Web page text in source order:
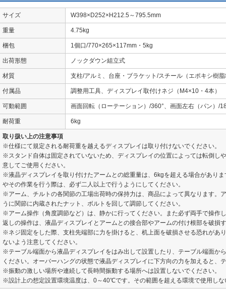
サイズ W398×D252×H212.5～795.5mm
重量 4.75kg
梱包 1個口/770×265×117mm・5kg
出荷形態 ノックダウン組立式
材質 支柱/アルミ、台座・ブラケット/スチール（エポキシ樹
付属品 調整用工具、ディスプレイ取付けネジ（M4×10・4本）
可動範囲 画面回転（ローテーション）/360°、画面左右（パン）/
耐荷重 6kg
取り扱い上の注意事項
※仕様にて規定される耐荷重を越えるディスプレイは取り付けないでください。
※スタンド自体は固定されていないため、ディスプレイの位置によっては転倒し
意してご使用ください。
※液晶ディスプレイを取り付けたアームとの総重量は、6kgを超える場合があり
やその作業を行う際は、必ず二人以上で行うようにしてください。
※アーム、チルトの各関節の工場出荷時の保持力は、商品によって異なります。
うに関節に内蔵されたナット、ボルトを回して調節してください。
※アーム操作（角度調節など）は、静かに行ってください。また必ず両手で操作
返しの操作は、液晶ディスプレイとアームとの接合部やアームの付け根部を破損
※ネジ固定をした際、支柱先端部に力を掛けると、机上面を破損させる恐れがあ
ないよう注意してください。
※テーブル端面から液晶ディスプレイをはみ出して設置したり、テーブル端面か
ください。オーバーハングの状態で液晶ディスプレイに下方向の力を加えると、
※振動の激しい場所や連続して長時間振動する場所へは設置しないでください。
※設計上の想定設置環境温度は、0～40℃です。その範囲を超える環境で使用しな